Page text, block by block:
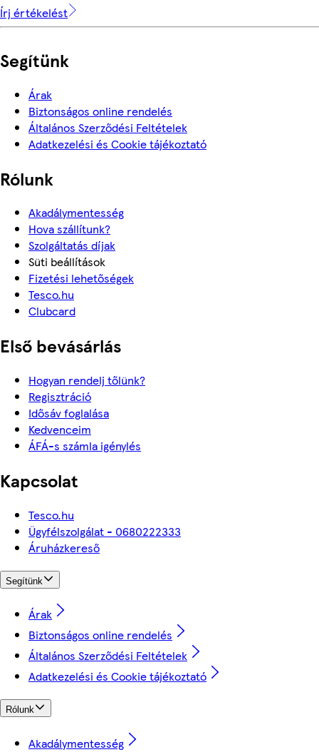
Írj értékelést
Segítünk
Árak
Biztonságos online rendelés
Általános Szerződési Feltételek
Adatkezelési és Cookie tájékoztató
Rólunk
Akadálymentesség
Hova szállítunk?
Szolgáltatás díjak
Süti beállítások
Fizetési lehetőségek
Tesco.hu
Clubcard
Első bevásárlás
Hogyan rendelj tőlünk?
Regisztráció
Idősáv foglalása
Kedvenceim
ÁFÁ-s számla igénylés
Kapcsolat
Tesco.hu
Ügyfélszolgálat - 0680222333
Áruházkereső
Segítünk
Árak
Biztonságos online rendelés
Általános Szerződési Feltételek
Adatkezelési és Cookie tájékoztató
Rólunk
Akadálymentesség